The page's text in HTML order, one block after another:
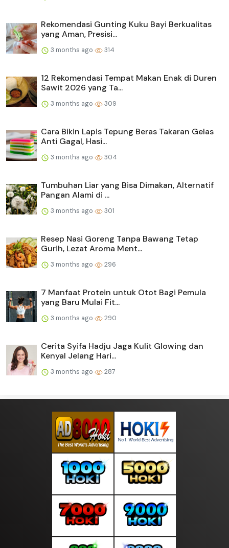
Rekomendasi Gunting Kuku Bayi Berkualitas
yang Aman, Presisi...
3 months ago 314
12 Rekomendasi Tempat Makan Enak di Duren
Sawit 2026 yang Ta...
3 months ago 309
Cara Bikin Lapis Tepung Beras Takaran Gelas
Anti Gagal, Hasi...
3 months ago 304
Tumbuhan Liar yang Bisa Dimakan, Alternatif
Pangan Alami di ...
3 months ago 301
Resep Nasi Goreng Tanpa Bawang Tetap
Gurih, Lezat Aroma Ment...
3 months ago 296
7 Manfaat Protein untuk Otot Bagi Pemula
yang Baru Mulai Fit...
3 months ago 290
Cerita Syifa Hadju Jaga Kulit Glowing dan
Kenyal Jelang Hari...
3 months ago 287